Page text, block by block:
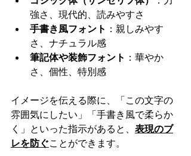
強さ、現代的、読みやすさ
手書き風フォント ：親しみやす
さ、ナチュラル感
筆記体や装飾フォント ：華やか
さ、個性、特別感
イメージを伝える際に、「この文字の
雰囲気にしたい」「手書き風で柔らか
く」といった指示があると、 表現のブ
レを防ぐことができます。